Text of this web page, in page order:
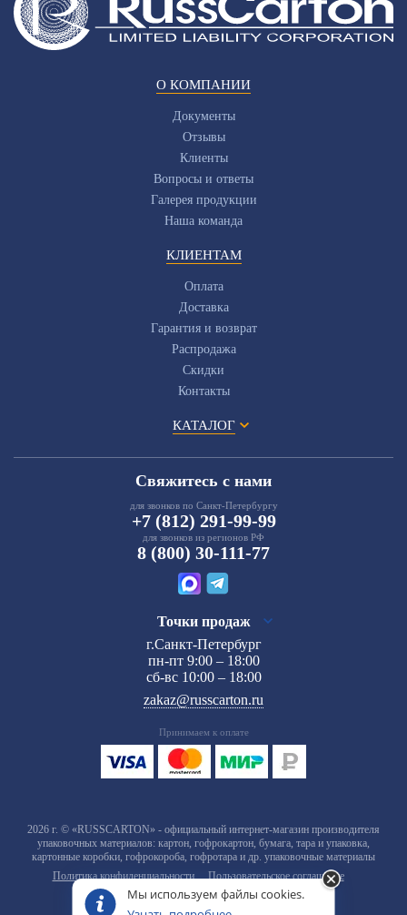
О КОМПАНИИ
Документы
Отзывы
Клиенты
Вопросы и ответы
Галерея продукции
Наша команда
КЛИЕНТАМ
Оплата
Доставка
Гарантия и возврат
Распродажа
Скидки
Контакты
КАТАЛОГ
Свяжитесь с нами
для звонков по Санкт-Петербургу
+7 (812) 291-99-99
для звонков из регионов РФ
8 (800) 30-111-77
Точки продаж
г.Санкт-Петербург
пн-пт 9:00 – 18:00
сб-вс 10:00 – 18:00
zakaz@russcarton.ru
Принимаем к оплате
2026 г. © «RUSSCARTON» - официальный интернет-магазин производителя
упаковочных материалов: картон, гофрокартон, бумага, тара и упаковка,
картонные коробки, гофрокороба, гофротара и др. упаковочные материалы
Политика конфиденциальности
Пользовательское соглашение
Мы используем файлы cookies.